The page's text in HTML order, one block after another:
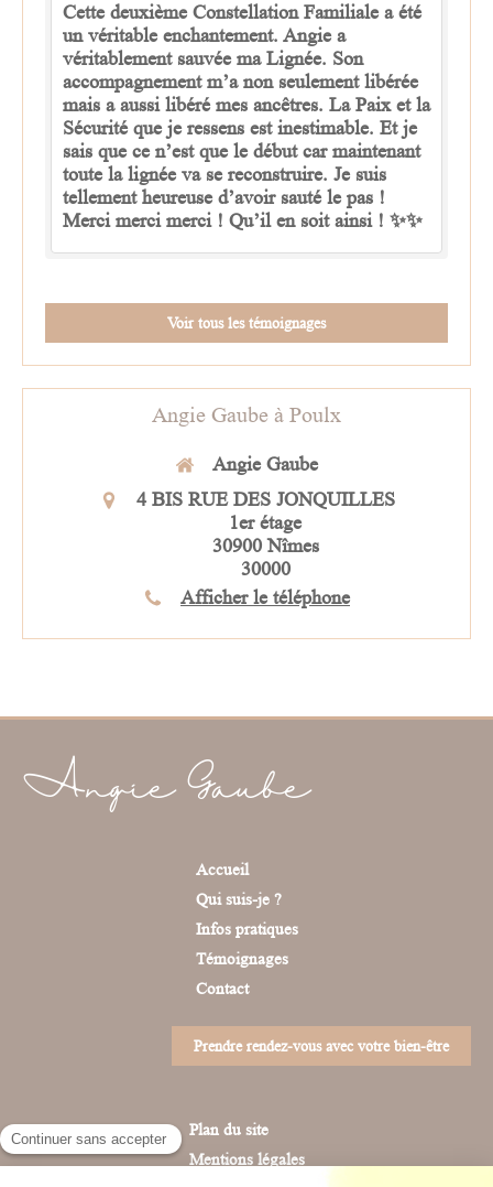
Cette deuxième Constellation Familiale a été
un véritable enchantement. Angie a
véritablement sauvée ma Lignée. Son
accompagnement m’a non seulement libérée
mais a aussi libéré mes ancêtres. La Paix et la
Sécurité que je ressens est inestimable. Et je
sais que ce n’est que le début car maintenant
toute la lignée va se reconstruire. Je suis
tellement heureuse d’avoir sauté le pas !
Merci merci merci ! Qu’il en soit ainsi ! ✨✨
Voir tous les témoignages
Angie Gaube à Poulx
Angie Gaube
4 BIS RUE DES JONQUILLES
1er étage
30900 Nîmes
30000
Afficher le téléphone
Angie Gaube
Accueil
Qui suis-je ?
Infos pratiques
Témoignages
Contact
Prendre rendez-vous avec votre bien-être
Plan du site
Mentions légales